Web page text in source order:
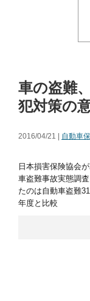
車の盗難
犯対策の
2016/04/21 | 自動車
日本損害保険協会
車盗難事故実態調
たのは自動車盗難
年度と比較